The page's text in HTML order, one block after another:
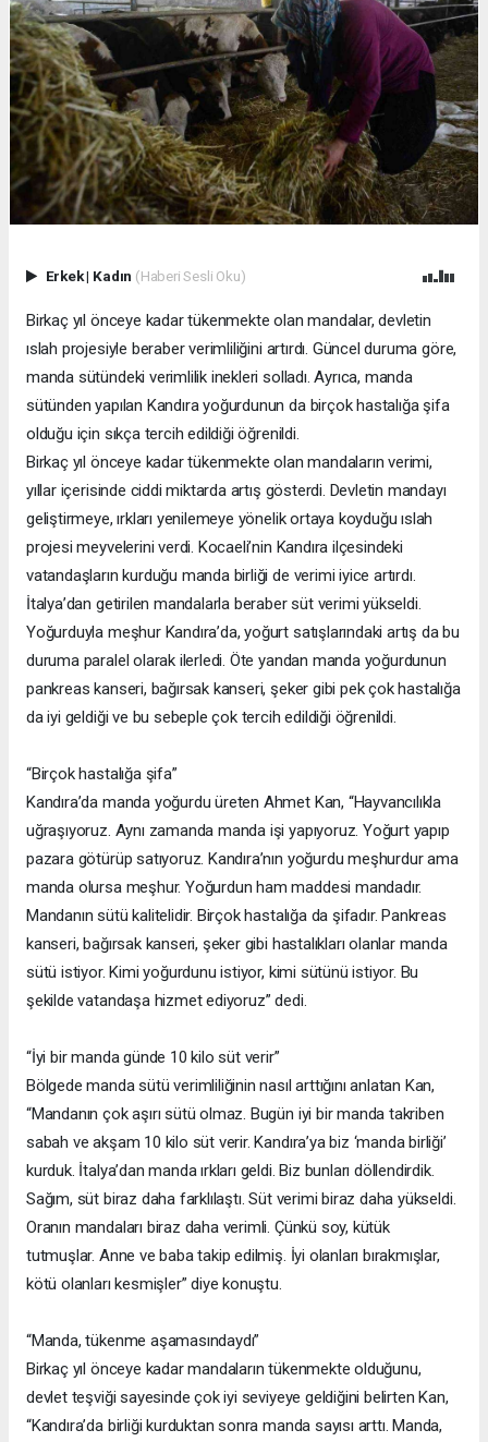
Erkek| Kadın (Haberi Sesli Oku)
Birkaç yıl önceye kadar tükenmekte olan mandalar, devletin
ıslah projesiyle beraber verimliliğini artırdı. Güncel duruma göre,
manda sütündeki verimlilik inekleri solladı. Ayrıca, manda
sütünden yapılan Kandıra yoğurdunun da birçok hastalığa şifa
olduğu için sıkça tercih edildiği öğrenildi.
Birkaç yıl önceye kadar tükenmekte olan mandaların verimi,
yıllar içerisinde ciddi miktarda artış gösterdi. Devletin mandayı
geliştirmeye, ırkları yenilemeye yönelik ortaya koyduğu ıslah
projesi meyvelerini verdi. Kocaeli’nin Kandıra ilçesindeki
vatandaşların kurduğu manda birliği de verimi iyice artırdı.
İtalya’dan getirilen mandalarla beraber süt verimi yükseldi.
Yoğurduyla meşhur Kandıra’da, yoğurt satışlarındaki artış da bu
duruma paralel olarak ilerledi. Öte yandan manda yoğurdunun
pankreas kanseri, bağırsak kanseri, şeker gibi pek çok hastalığa
da iyi geldiği ve bu sebeple çok tercih edildiği öğrenildi.
“Birçok hastalığa şifa”
Kandıra’da manda yoğurdu üreten Ahmet Kan, “Hayvancılıkla
uğraşıyoruz. Aynı zamanda manda işi yapıyoruz. Yoğurt yapıp
pazara götürüp satıyoruz. Kandıra’nın yoğurdu meşhurdur ama
manda olursa meşhur. Yoğurdun ham maddesi mandadır.
Mandanın sütü kalitelidir. Birçok hastalığa da şifadır. Pankreas
kanseri, bağırsak kanseri, şeker gibi hastalıkları olanlar manda
sütü istiyor. Kimi yoğurdunu istiyor, kimi sütünü istiyor. Bu
şekilde vatandaşa hizmet ediyoruz” dedi.
“İyi bir manda günde 10 kilo süt verir”
Bölgede manda sütü verimliliğinin nasıl arttığını anlatan Kan,
“Mandanın çok aşırı sütü olmaz. Bugün iyi bir manda takriben
sabah ve akşam 10 kilo süt verir. Kandıra’ya biz ‘manda birliği’
kurduk. İtalya’dan manda ırkları geldi. Biz bunları döllendirdik.
Sağım, süt biraz daha farklılaştı. Süt verimi biraz daha yükseldi.
Oranın mandaları biraz daha verimli. Çünkü soy, kütük
tutmuşlar. Anne ve baba takip edilmiş. İyi olanları bırakmışlar,
kötü olanları kesmişler” diye konuştu.
“Manda, tükenme aşamasındaydı”
Birkaç yıl önceye kadar mandaların tükenmekte olduğunu,
devlet teşviği sayesinde çok iyi seviyeye geldiğini belirten Kan,
“Kandıra’da birliği kurduktan sonra manda sayısı arttı. Manda,